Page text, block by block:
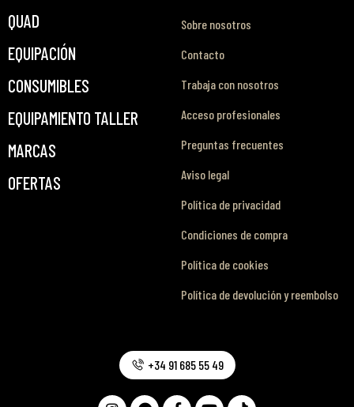
QUAD
EQUIPACIÓN
CONSUMIBLES
EQUIPAMIENTO TALLER
MARCAS
OFERTAS
Sobre nosotros
Contacto
Trabaja con nosotros
Acceso profesionales
Preguntas frecuentes
Aviso legal
Política de privacidad
Condiciones de compra
Política de cookies
Política de devolución y reembolso
+34 91 685 55 49